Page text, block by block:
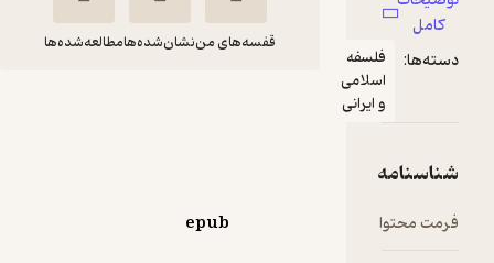
نشان‌شده‌هامطالعه‌شده‌ها